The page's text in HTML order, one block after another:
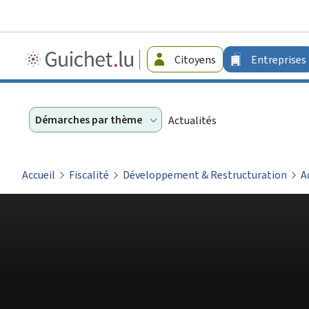
Guichet.lu
-
Citoyens Entreprises
Démarches par thème Actualités
Accueil Fiscalité Développement & Restructuration